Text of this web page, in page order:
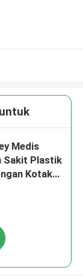
Medis
Sakit Plastik
Kotak